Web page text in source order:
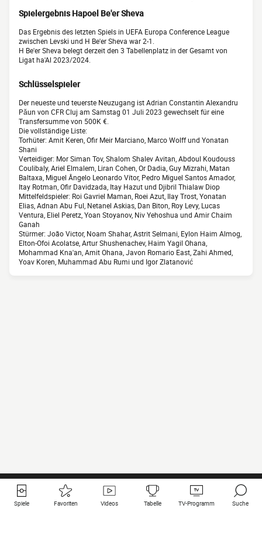
Spielergebnis Hapoel Be'er Sheva
Das Ergebnis des letzten Spiels in UEFA Europa Conference League
zwischen Levski und H Be'er Sheva war 2-1.
H Be'er Sheva belegt derzeit den 3 Tabellenplatz in der Gesamt von
Ligat ha'Al 2023/2024.
Schlüsselspieler
Der neueste und teuerste Neuzugang ist Adrian Constantin Alexandru
Păun von CFR Cluj am Samstag 01 Juli 2023 gewechselt für eine
Transfersumme von 500K €.
Die vollständige Liste:
Torhüter: Amit Keren, Ofir Meir Marciano, Marco Wolff und Yonatan
Shani
Verteidiger: Mor Siman Tov, Shalom Shalev Avitan, Abdoul Koudouss
Coulibaly, Ariel Elmalem, Liran Cohen, Or Dadia, Guy Mizrahi, Matan
Baltaxa, Miguel Ângelo Leonardo Vítor, Pedro Miguel Santos Amador,
Itay Rotman, Ofir Davidzada, Itay Hazut und Djibril Thialaw Diop
Mittelfeldspieler: Roi Gavriel Maman, Roei Azut, Ilay Trost, Yonatan
Elias, Adnan Abu Ful, Netanel Askias, Dan Biton, Roy Levy, Lucas
Ventura, Eliel Peretz, Yoan Stoyanov, Niv Yehoshua und Amir Chaim
Ganah
Stürmer: João Victor, Noam Shahar, Astrit Selmani, Eylon Haim Almog,
Elton-Ofoi Acolatse, Artur Shushenachev, Haim Yagil Ohana,
Mohammad Kna'an, Amit Ohana, Javon Romario East, Zahi Ahmed,
Yoav Koren, Muhammad Abu Rumi und Igor Zlatanović
Spiele Favoriten Videos Tabelle TV-Programm Suche